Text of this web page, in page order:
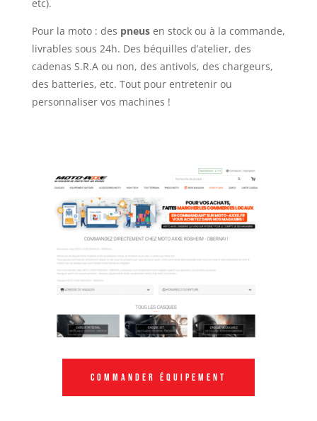
etc).
Pour la moto : des pneus en stock ou à la commande,
livrables sous 24h. Des béquilles d’atelier, des
cadenas S.R.A ou non, des antivols, des chargeurs,
des batteries, etc. Tout pour entretenir ou
personnaliser vos machines !
Commander équipement